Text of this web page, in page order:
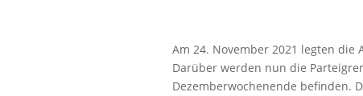
Am 24. November 2021 legten
Darüber werden nun die
Dezemberwochenende befinden.